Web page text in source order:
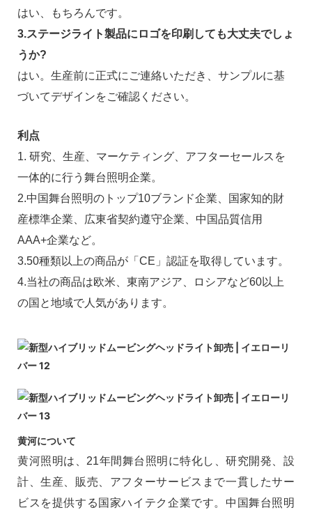
はい、もちろんです。
3.ステージライト製品にロゴを印刷しても大丈夫でしょ
うか?
はい。生産前に正式にご連絡いただき、サンプルに基
づいてデザインをご確認ください。
利点
1. 研究、生産、マーケティング、アフターセールスを
一体的に行う舞台照明企業。
2.中国舞台照明のトップ10ブランド企業、国家知的財
産標準企業、広東省契約遵守企業、中国品質信用
AAA+企業など。
3.50種類以上の商品が「CE」認証を取得しています。
4.当社の商品は欧米、東南アジア、ロシアなど60以上
の国と地域で人気があります。
黄河について
黄河照明は、21年間舞台照明に特化し、研究開発、設
計、生産、販売、アフターサービスまで一貫したサー
ビスを提供する国家ハイテク企業です。中国舞台照明